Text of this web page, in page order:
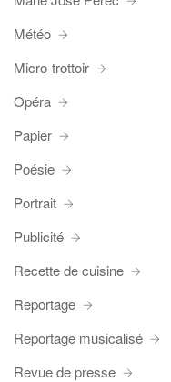
Météo
Micro-trottoir
Opéra
Papier
Poésie
Portrait
Publicité
Recette de cuisine
Reportage
Reportage musicalisé
Revue de presse